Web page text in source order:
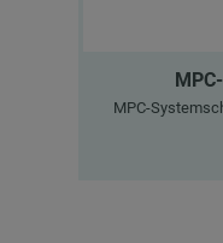
MPC-